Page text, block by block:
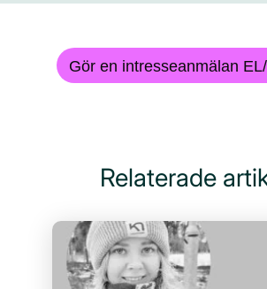
Gör en intresseanmälan
Relaterade